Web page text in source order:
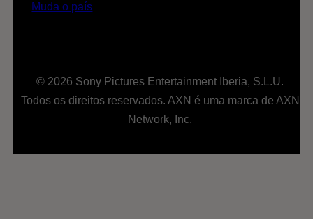
Muda o país
© 2026 Sony Pictures Entertainment Iberia, S.L.U.
Todos os direitos reservados. AXN é uma marca de AXN
Network, Inc.